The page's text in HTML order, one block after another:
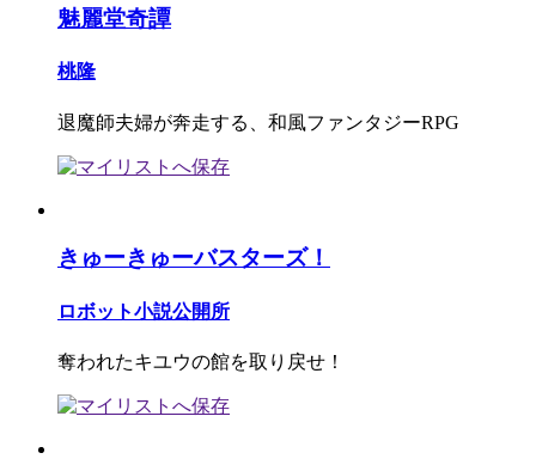
魅麗堂奇譚
桃隆
退魔師夫婦が奔走する、和風ファンタジーRPG
きゅーきゅーバスターズ！
ロボット小説公開所
奪われたキユウの館を取り戻せ！